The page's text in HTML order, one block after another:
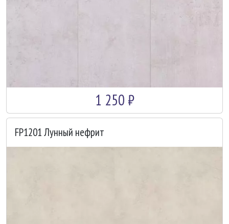
1 250 ₽
FP1201 Лунный нефрит